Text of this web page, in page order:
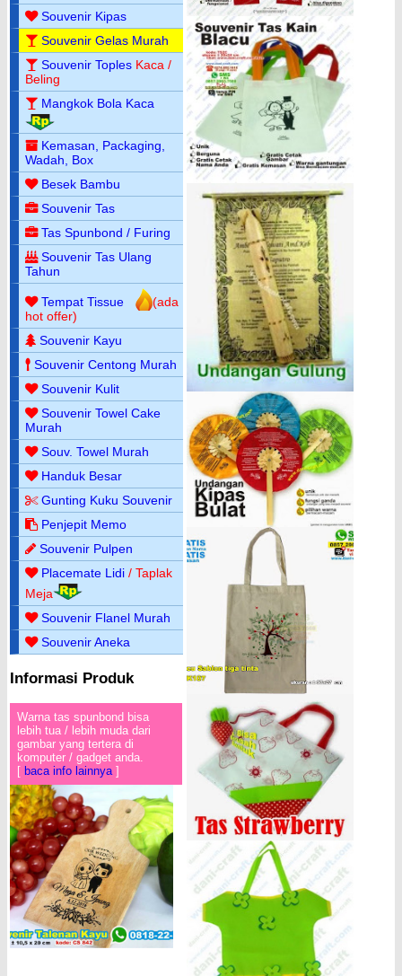
Souvenir Kipas
Souvenir Gelas Murah
Souvenir Toples Kaca /
Beling
Mangkok Bola Kaca
Kemasan, Packaging,
Wadah, Box
Besek Bambu
Souvenir Tas
Tas Spunbond / Furing
Souvenir Tas Ulang
Tahun
Tempat Tissue
(ada
hot offer)
Souvenir Kayu
Souvenir Centong Murah
Souvenir Kulit
Souvenir Towel Cake
Murah
Souv. Towel Murah
Handuk Besar
Gunting Kuku Souvenir
Penjepit Memo
Souvenir Pulpen
Placemate Lidi / Taplak
Meja
Souvenir Flanel Murah
Souvenir Aneka
Informasi Produk
Warna tas spunbond bisa
lebih tua / lebih muda dari
gambar yang tertera di
komputer / gadget anda.
[ baca info lainnya ]